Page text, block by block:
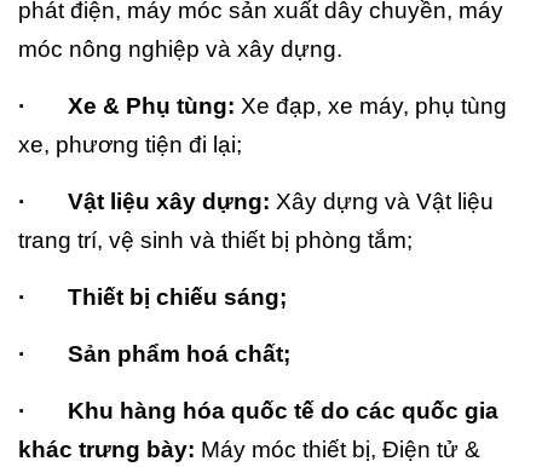
phát điện, máy móc sản xuất dây chuyền, máy
móc nông nghiệp và xây dựng.
· Xe & Phụ tùng: Xe đạp, xe máy, phụ tùng
xe, phương tiện đi lại;
· Vật liệu xây dựng: Xây dựng và Vật liệu
trang trí, vệ sinh và thiết bị phòng tắm;
· Thiết bị chiếu sáng;
· Sản phẩm hoá chất;
· Khu hàng hóa quốc tế do các quốc gia
khác trưng bày: Máy móc thiết bị, Điện tử &